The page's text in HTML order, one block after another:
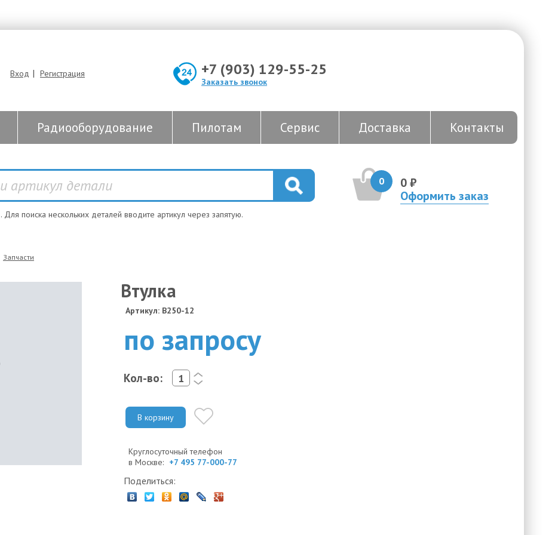
Вход | Регистрация +7 (903) 129-55-25
Заказать звонок
Радиооборудование Пилотам Сервис Доставка Контакты
0
0 ₽
Оформить заказ
. Для поиска нескольких деталей вводите артикул через запятую.
Запчасти
Втулка
Артикул: B250-12
по запросу
Кол-во:
<
>
В корзину
Круглосуточный телефон
в Москве: +7 495 77-000-77
Поделиться: